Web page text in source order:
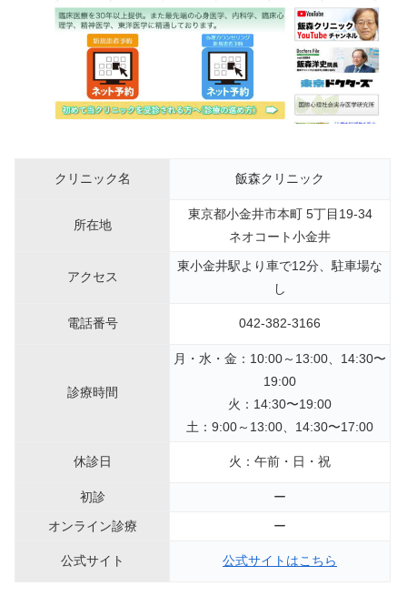
クリニック名 飯森クリニック
所在地
東京都小金井市本町 5丁目19-34
ネオコート小金井
アクセス
東小金井駅より車で12分、駐車場な
し
電話番号 042-382-3166
診療時間
月・水・金：10:00～13:00、14:30〜
19:00
火：14:30〜19:00
土：9:00～13:00、14:30〜17:00
休診日 火：午前・日・祝
初診
ー
オンライン診療
ー
公式サイト 公式サイトはこちら